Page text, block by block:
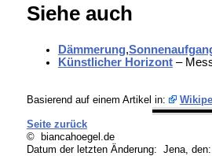
Siehe auch
Dämmerung,
Künstlicher Horizont–
Basierend auf einem Artikel in:
Seite zurück
© biancahoegel.de
Datum der letzten Änderung: Jena,